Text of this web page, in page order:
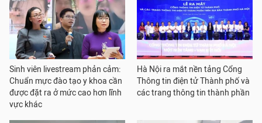
Sinh viên livestream phản cảm:
Chuẩn mực đào tạo y khoa cần
được đặt ra ở mức cao hơn lĩnh
vực khác
Hà Nội ra mắt nền tảng Cổng
Thông tin điện tử Thành phố và
các trang thông tin thành phần